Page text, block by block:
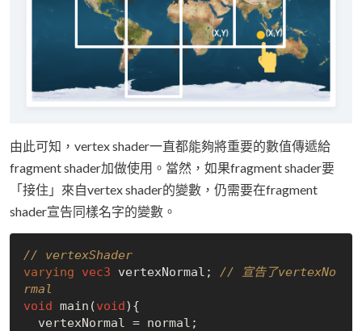
由此可知，vertex shader一直都能夠將重要的數值傳遞給
fragment shader加做使用。當然，如果fragment shader要
「接住」來自vertex shader的變數，仍需要在fragment
shader宣告同樣名字的變數。
// vertexShader
varying
vec3 vertexNormal; // 宣告了vertexNo
rmal
void main(void){